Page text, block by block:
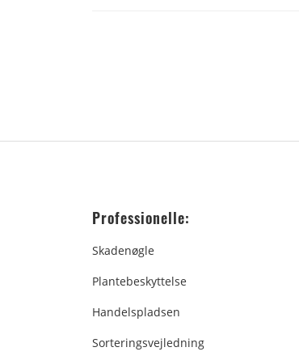
Professionelle:
Skadenøgle
Plantebeskyttelse
Handelspladsen
Sorteringsvejledning